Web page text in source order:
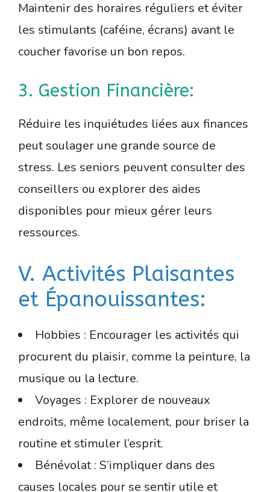
Maintenir des horaires réguliers et éviter
les stimulants (caféine, écrans) avant le
coucher favorise un bon repos.
3. Gestion Financière:
Réduire les inquiétudes liées aux finances
peut soulager une grande source de
stress. Les seniors peuvent consulter des
conseillers ou explorer des aides
disponibles pour mieux gérer leurs
ressources.
V. Activités Plaisantes
et Épanouissantes:
Hobbies : Encourager les activités qui
procurent du plaisir, comme la peinture, la
musique ou la lecture.
Voyages : Explorer de nouveaux
endroits, même localement, pour briser la
routine et stimuler l’esprit.
Bénévolat : S’impliquer dans des
causes locales pour se sentir utile et